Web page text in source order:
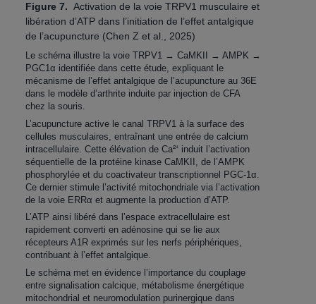
Figure 7. Activation de la voie TRPV1 musculaire et
libération d’ATP dans l’initiation de l’effet antalgique
de l’acupuncture (Chen Z et al., 2025)
Le schéma illustre la voie TRPV1 → CaMKII → AMPK →
PGC1α identifiée dans cette étude, expliquant le
mécanisme de l’effet antalgique de l’acupuncture au 36E
dans le modèle d’arthrite induite par injection de CFA
chez la souris.
L’acupuncture active le canal TRPV1 à la surface des
cellules musculaires, entraînant une entrée de calcium
intracellulaire. Cette élévation de Ca²⁺ induit l’activation
séquentielle de la protéine kinase CaMKII, de l’AMPK
phosphorylée et du coactivateur transcriptionnel PGC-1α.
Ce dernier stimule l’activité mitochondriale via l’activation
de la voie ERRα et augmente la production d’ATP.
L’ATP ainsi libéré dans l’espace extracellulaire est
rapidement converti en adénosine qui se lie aux
récepteurs A1R exprimés sur les nerfs périphériques,
contribuant à l’effet antalgique.
Le schéma met en évidence l’importance du couplage
entre signalisation calcique, métabolisme énergétique
mitochondrial et neuromodulation purinergique dans